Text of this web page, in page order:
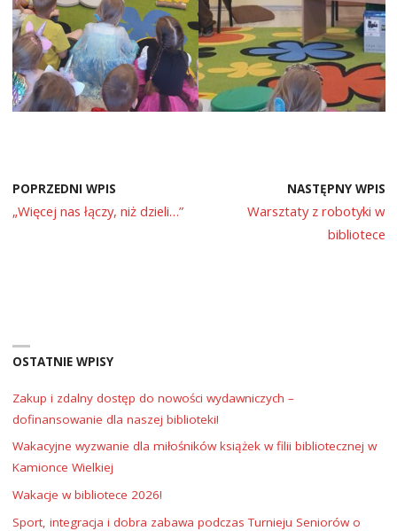
POPRZEDNI WPIS
„Więcej nas łączy, niż dzieli…”
NASTĘPNY WPIS
Warsztaty z robotyki w
bibliotece
OSTATNIE WPISY
Zakup i zdalny dostęp do nowości wydawniczych –
dofinansowanie dla naszej biblioteki!
Wakacyjne wyzwanie dla miłośników książek w filii bibliotecznej w
Kamionce Wielkiej
Wakacje w bibliotece 2026!
Sport, integracja i dobra zabawa podczas Turnieju Seniorów o